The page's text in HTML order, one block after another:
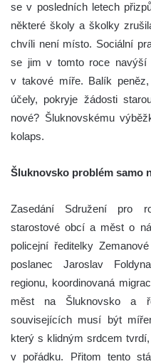
se v posledních letech
některé školy a školky
chvíli není místo. Sociální
se jim v tomto roce navýší
v takové míře. Balík
účely, pokryje žádosti
nové? Šluknovskému
kolaps.
Šluknovsko problém samo
Zasedání Sdružení pro
starostové obcí a měst o
policejní ředitelky
poslanec Jaroslav
regionu, koordinovaná
měst na Šluknovsko a
souvisejících musí být
který s klidným srdcem
v pořádku. Přitom tento